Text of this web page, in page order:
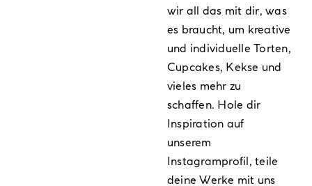
wir all das mit dir, was
es braucht, um kreative
und individuelle Torten,
Cupcakes, Kekse und
vieles mehr zu
schaffen. Hole dir
Inspiration auf
unserem
Instagramprofil, teile
deine Werke mit uns